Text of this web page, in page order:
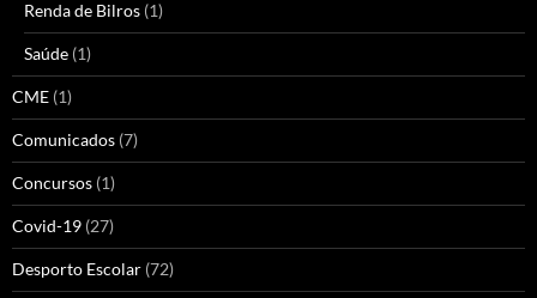
Renda de Bilros (1)
Saúde (1)
CME (1)
Comunicados (7)
Concursos (1)
Covid-19 (27)
Desporto Escolar (72)